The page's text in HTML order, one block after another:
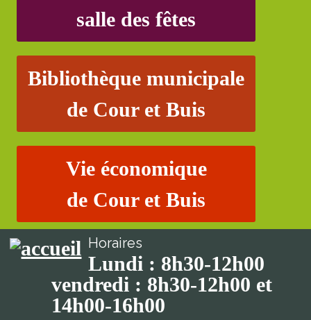
salle des fêtes
Bibliothèque municipale
de Cour et Buis
Vie économique
de Cour et Buis
Horaires
Lundi : 8h30-12h00
vendredi : 8h30-12h00 et
14h00-16h00